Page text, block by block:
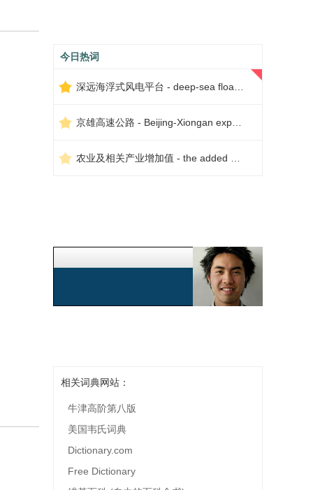
今日热词
相关词典网站：
牛津高阶第八版
美国韦氏词典
Dictionary.com
Free Dictionary